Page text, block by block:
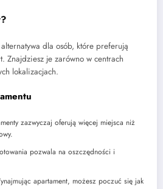
dla osób, które preferują
Znajdziesz je zarówno w centrach
lokalizacjach.
zazwyczaj oferują więcej miejsca niż
pozwala na oszczędności i
apartament, możesz poczuć się jak